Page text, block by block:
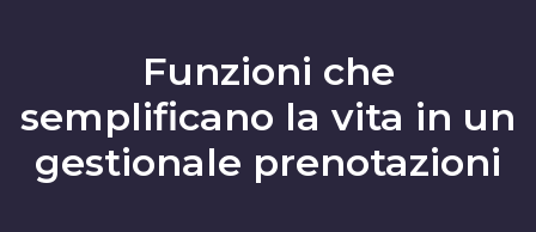
Funzioni che
semplificano la vita in un
gestionale prenotazioni